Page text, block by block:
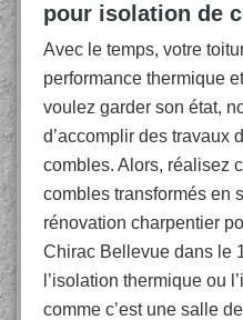
pour isolation de
Avec le temps, votre
performance thermique
voulez garder son état,
d’accomplir des travaux
combles. Alors, réalisez
combles transformés en
rénovation charpentier
Chirac Bellevue dans le
l’isolation thermique ou
comme c’est une salle